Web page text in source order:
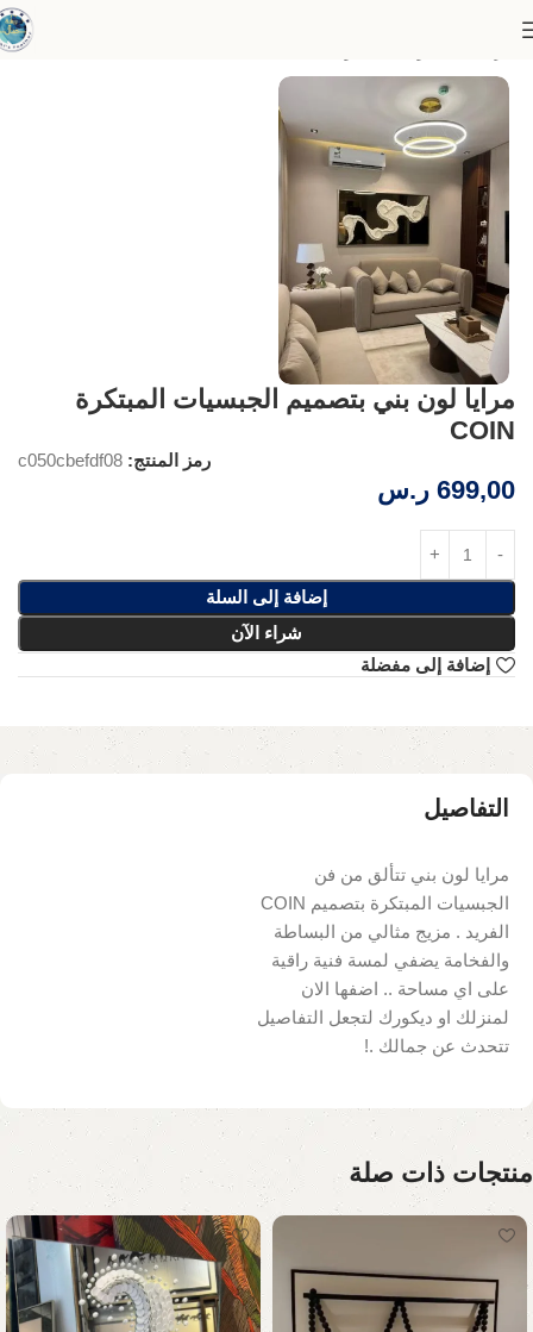
مرايا لون بني بتصميم الجبسيات المبتكرة
COIN
رمز المنتج: c050cbefdf08
699,00 ر.س
إضافة إلى السلة
شراء الآن
إضافة إلى مفضلة
التفاصيل
مرايا لون بني تتألق من فن
الجبسيات المبتكرة بتصميم COIN
الفريد . مزيج مثالي من البساطة
والفخامة يضفي لمسة فنية راقية
على اي مساحة .. اضفها الان
لمنزلك او ديكورك لتجعل التفاصيل
تتحدث عن جمالك .!
منتجات ذات صلة